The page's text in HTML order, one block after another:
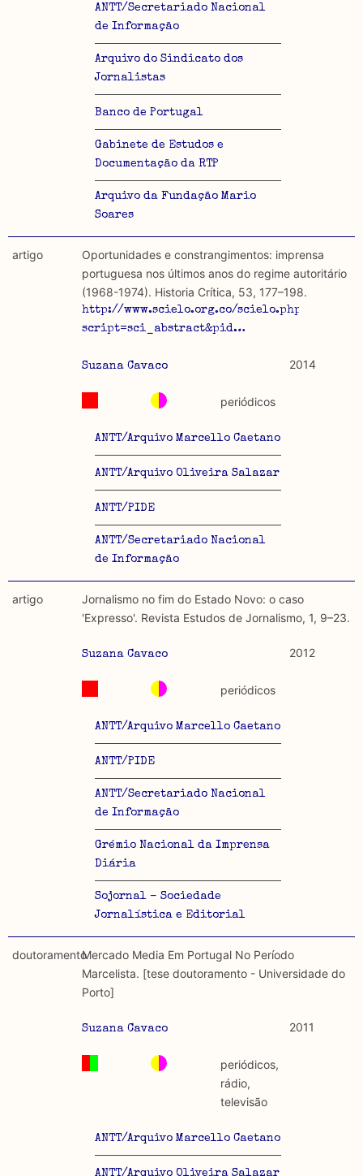
ANTT/Secretariado Nacional
de Informação
Arquivo do Sindicato dos
Jornalistas
Banco de Portugal
Gabinete de Estudos e
Documentação da RTP
Arquivo da Fundação Mario
Soares
artigo
Oportunidades e constrangimentos: imprensa
portuguesa nos últimos anos do regime autoritário
(1968-1974). Historia Crítica, 53, 177–198.
http://www.scielo.org.co/scielo.php?
script=sci_abstract&pid…
Suzana Cavaco 2014
ANTT/Arquivo Marcello Caetano
ANTT/Arquivo Oliveira Salazar
ANTT/PIDE
ANTT/Secretariado Nacional
de Informação
periódicos
artigo
Jornalismo no fim do Estado Novo: o caso
'Expresso'. Revista Estudos de Jornalismo, 1, 9–23.
Suzana Cavaco 2012
ANTT/Arquivo Marcello Caetano
ANTT/PIDE
ANTT/Secretariado Nacional
de Informação
Grémio Nacional da Imprensa
Diária
Sojornal – Sociedade
Jornalística e Editorial
periódicos
doutoramentoMercado Media Em Portugal No Período
Marcelista. [tese doutoramento - Universidade do
Porto]
Suzana Cavaco 2011
ANTT/Arquivo Marcello Caetano
ANTT/Arquivo Oliveira Salazar
periódicos,
rádio,
televisão